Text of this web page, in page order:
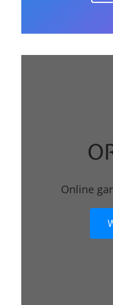
Online